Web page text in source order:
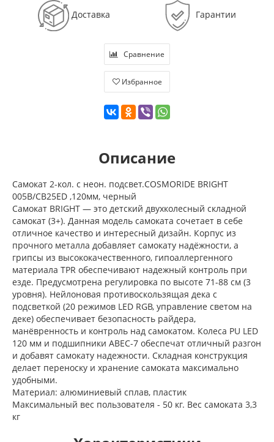
Доставка Гарантии
Сравнение
Избранное
Описание
Самокат 2-кол. с неон. подсвет.COSMORIDE BRIGHT
005B/CB25ED ,120мм, черный
Самокат BRIGHT — это детский двухколесный складной
самокат (3+). Данная модель самоката сочетает в себе
отличное качество и интересный дизайн. Корпус из
прочного металла добавляет самокату надёжности, а
грипсы из высококачественного, гипоаллергенного
материала TPR обеспечивают надежный контроль при
езде. Предусмотрена регулировка по высоте 71-88 см (3
уровня). Нейлоновая противоскользящая дека с
подсветкой (20 режимов LED RGB, управление светом на
деке) обеспечивает безопасность райдера,
манёвренность и контроль над самокатом. Колеса PU LED
120 мм и подшипники ABEC-7 обеспечат отличный разгон
и добавят самокату надежности. Складная конструкция
делает переноску и хранение самоката максимально
удобными.
Материал: алюминиевый сплав, пластик
Максимальный вес пользователя - 50 кг. Вес самоката 3,3
кг